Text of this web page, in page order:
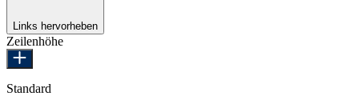
Links hervorheben
Zeilenhöhe
Standard